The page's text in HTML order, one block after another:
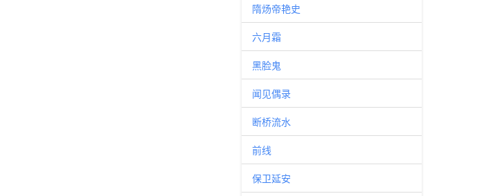
隋炀帝艳史
六月霜
黑脸鬼
闻见偶录
断桥流水
前线
保卫延安